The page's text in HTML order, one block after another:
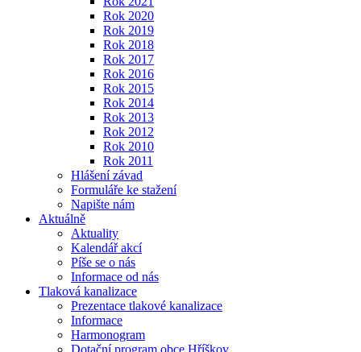
Rok 2020
Rok 2019
Rok 2018
Rok 2017
Rok 2016
Rok 2015
Rok 2014
Rok 2013
Rok 2012
Rok 2010
Rok 2011
Hlášení závad
Formuláře ke stažení
Napište nám
Aktuálně
Aktuality
Kalendář akcí
Píše se o nás
Informace od nás
Tlaková kanalizace
Prezentace tlakové kanalizace
Informace
Harmonogram
Dotační program obce Hříškov